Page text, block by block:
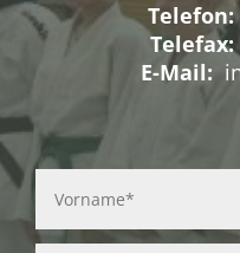
Telefax:
E-Mail: